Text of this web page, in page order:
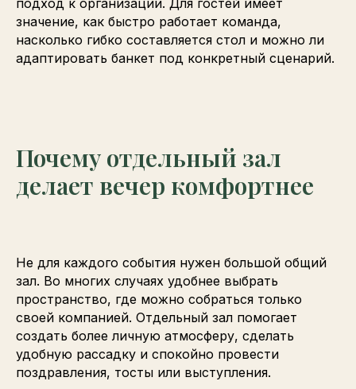
подход к организации. Для гостей имеет
значение, как быстро работает команда,
насколько гибко составляется стол и можно ли
адаптировать банкет под конкретный сценарий.
Почему отдельный зал
делает вечер комфортнее
Не для каждого события нужен большой общий
зал. Во многих случаях удобнее выбрать
пространство, где можно собраться только
своей компанией. Отдельный зал помогает
создать более личную атмосферу, сделать
удобную рассадку и спокойно провести
поздравления, тосты или выступления.